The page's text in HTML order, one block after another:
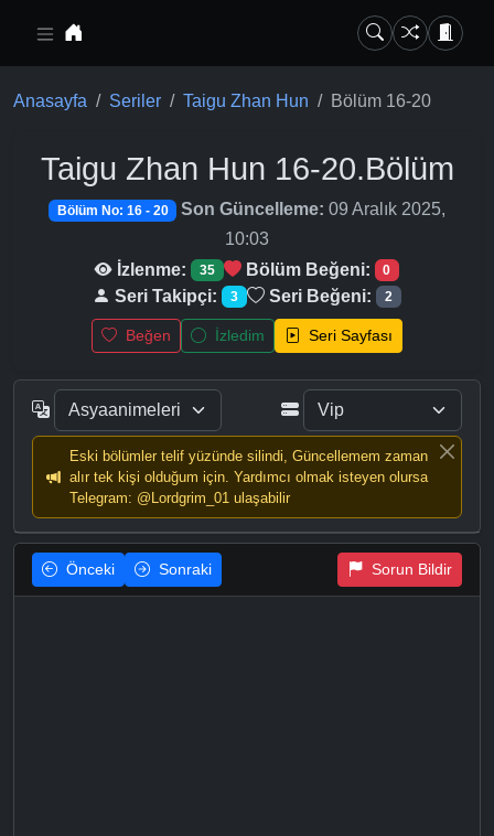
Anasayfa Seriler Taigu Zhan Hun Bölüm 16-20
Taigu Zhan Hun 16-20.Bölüm
Bölüm No: 16 - 20 Son Güncelleme: 09 Aralık 2025,
10:03
İzlenme:
35 Bölüm Beğeni: 0
Seri Takipçi: 3 Seri Beğeni: 2
Beğen İzledim Seri Sayfası
Eski bölümler telif yüzünde silindi, Güncellemem zaman
alır tek kişi olduğum için. Yardımcı olmak isteyen olursa
Telegram: @Lordgrim_01 ulaşabilir
Önceki Sonraki Sorun Bildir